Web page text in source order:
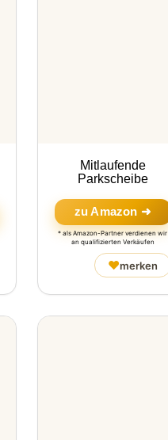
Mitlaufende
Parkscheibe
zu Amazon ➜
* als Amazon-Partner verdienen wir
an qualifizierten Verkäufen
♥merken